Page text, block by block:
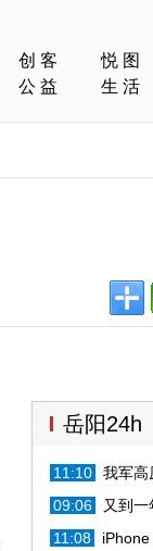
创客
悦
公益
生
岳阳24h
11:10
我军高
友 自己却坠地
09:06
又到
知道吗？
11:08